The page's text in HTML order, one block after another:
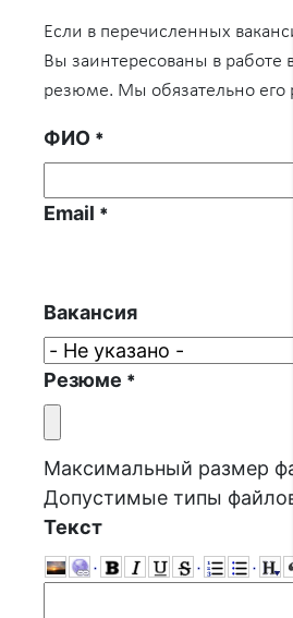
Если в перечисленных
Вы заинтересованы в работе
резюме. Мы обязательно его
ФИО *
Email *
Вакансия
Резюме *
Максимальный размер
Допустимые типы
Текст